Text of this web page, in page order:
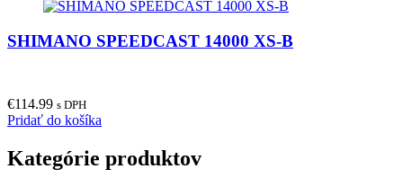
SHIMANO SPEEDCAST 14000 XS-B
€114.99 s DPH
Pridať do košíka
Kategórie produktov